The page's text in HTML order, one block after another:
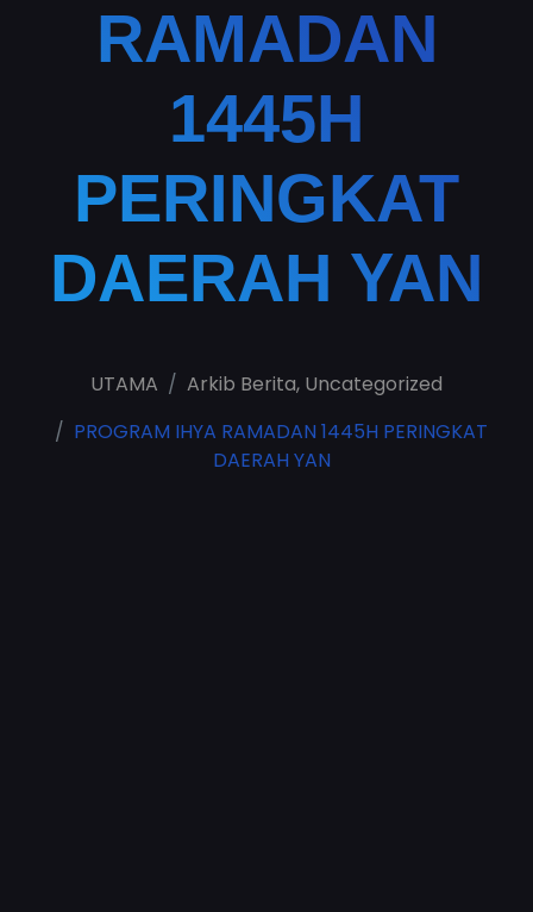
RAMADAN
1445H
PERINGKAT
DAERAH YAN
UTAMA Arkib Berita, Uncategorized
PROGRAM IHYA RAMADAN 1445H PERINGKAT
DAERAH YAN